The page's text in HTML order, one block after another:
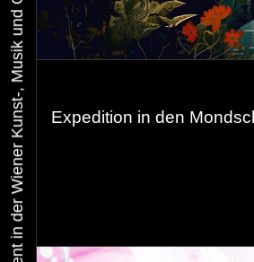
Expedition in den